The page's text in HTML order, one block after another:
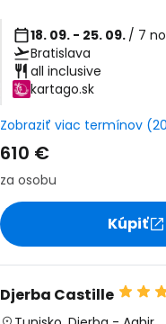
18. 09. - 25. 09. / 7
Bratislava
all inclusive
kartago.sk
Zobraziť viac termínov
610 €
za osobu
Kúpiť
Djerba Castille